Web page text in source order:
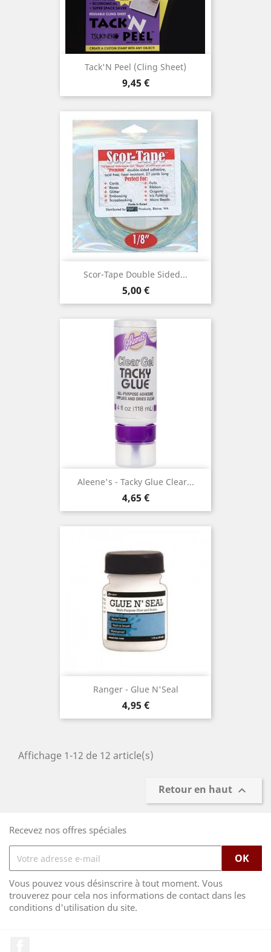
Tack'N Peel (Cling Sheet)
Prix
9,45 €
Scor-Tape Double Sided...
Prix
5,00 €
Aleene's - Tacky Glue Clear...
Prix
4,65 €
Ranger - Glue N'Seal
Prix
4,95 €
Affichage 1-12 de 12 article(s)
Retour en haut 
Recevez nos offres spéciales
Vous pouvez vous désinscrire à tout moment. Vous
trouverez pour cela nos informations de contact dans les
conditions d'utilisation du site.